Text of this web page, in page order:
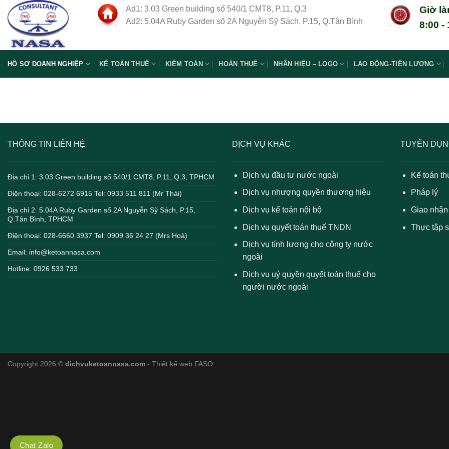
Skip
content
Ad1: 3.03 Green building số 540/1 CMT8, P.11, Q.3
Ad2: 5.04A Ruby Garden số 2A Nguyễn Sỹ Sách, P.15, Q.Tân Bình
Giờ
8:00 -
HỒ SƠ DOANH NGHIỆP KẾ TOÁN THUẾ KIỂM TOÁN HOÀN THUẾ NHÃN HIỆU – LOGO LAO ĐỘNG-TIỀN LƯƠNG
THÔNG TIN LIÊN HỆ
Địa chỉ 1: 3.03 Green building số 540/1 CMT8, P.11, Q.3, TPHCM
Điện thoại: 028-6272 6915 Tel: 0933 511 811 (Mr Thái)
Địa chỉ 2: 5.04A Ruby Garden số 2A Nguyễn Sỹ Sách, P.15,
Q.Tân Bình, TPHCM
Điện thoại: 028-6660 3937 Tel: 0909 36 24 27 (Mrs Hoà)
Email: info@ketoannasa.com
Hotline: 0926 533 733
DỊCH VỤ KHÁC
Dịch vụ đầu tư nước ngoài
Dịch vụ nhượng quyền thương hiệu
Dịch vụ kế toán nội bộ
Dịch vụ quyết toán thuế TNDN
Dịch vụ tính lương cho công ty nước
ngoài
Dịch vụ uỷ quyền quyết toán thuế cho
người nước ngoài
TUYỂN
Kế toán
Pháp lý
Giao nhận
Thực tập
Copyright 2026 © dichvuketoannasa.com - Thiết kế web FASO
Chat Zalo